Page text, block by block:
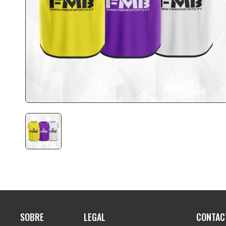
SOBRE LEGAL